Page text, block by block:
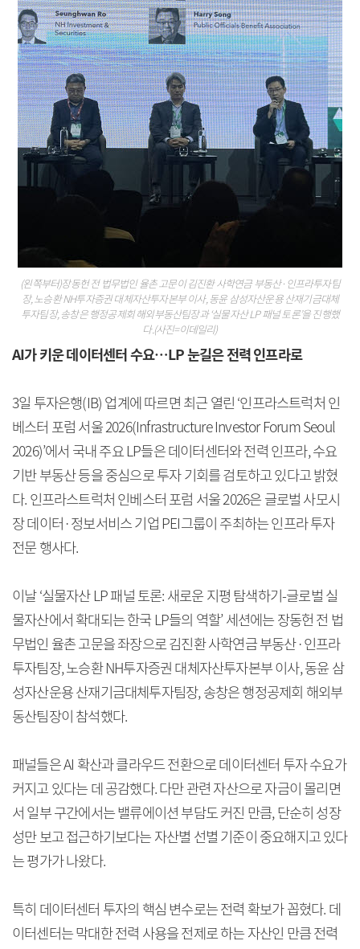
(왼쪽부터)장동헌 전 법무법인 율촌 고문이 김진환 사학연금 부동산·인프라투자팀
장, 노승환 NH투자증권 대체자산투자본부 이사, 동윤 삼성자산운용 산재기금대체
투자팀장, 송창은 행정공제회 해외부동산팀장과 ‘실물자산 LP 패널 토론’을 진행했
다.(사진=이데일리)
AI가 키운 데이터센터 수요…LP 눈길은 전력 인프라로
3일 투자은행(IB) 업계에 따르면 최근 열린 ‘인프라스트럭처 인
베스터 포럼 서울 2026(Infrastructure Investor Forum Seoul
2026)’에서 국내 주요 LP들은 데이터센터와 전력 인프라, 수요
기반 부동산 등을 중심으로 투자 기회를 검토하고 있다고 밝혔
다. 인프라스트럭처 인베스터 포럼 서울 2026은 글로벌 사모시
장 데이터·정보서비스 기업 PEI그룹이 주최하는 인프라 투자
전문 행사다.
이날 ‘실물자산 LP 패널 토론: 새로운 지평 탐색하기-글로벌 실
물자산에서 확대되는 한국 LP들의 역할’ 세션에는 장동헌 전 법
무법인 율촌 고문을 좌장으로 김진환 사학연금 부동산·인프라
투자팀장, 노승환 NH투자증권 대체자산투자본부 이사, 동윤 삼
성자산운용 산재기금대체투자팀장, 송창은 행정공제회 해외부
동산팀장이 참석했다.
패널들은 AI 확산과 클라우드 전환으로 데이터센터 투자 수요가
커지고 있다는 데 공감했다. 다만 관련 자산으로 자금이 몰리면
서 일부 구간에서는 밸류에이션 부담도 커진 만큼, 단순히 성장
성만 보고 접근하기보다는 자산별 선별 기준이 중요해지고 있다
는 평가가 나왔다.
특히 데이터센터 투자의 핵심 변수로는 전력 확보가 꼽혔다. 데
이터센터는 막대한 전력 사용을 전제로 하는 자산인 만큼 전력